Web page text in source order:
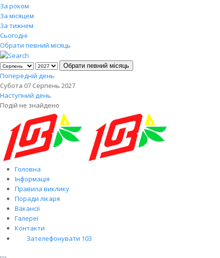
За роком
За місяцем
За тижнем
Сьогодні
Обрати певний місяць
Обрати певний місяць
Попередній день
Субота 07 Серпень 2027
Наступний день
Подій не знайдено
Головна
Інформація
Правила виклику
Поради лікаря
Вакансії
Галереї
Контакти
Зателефонувати 103